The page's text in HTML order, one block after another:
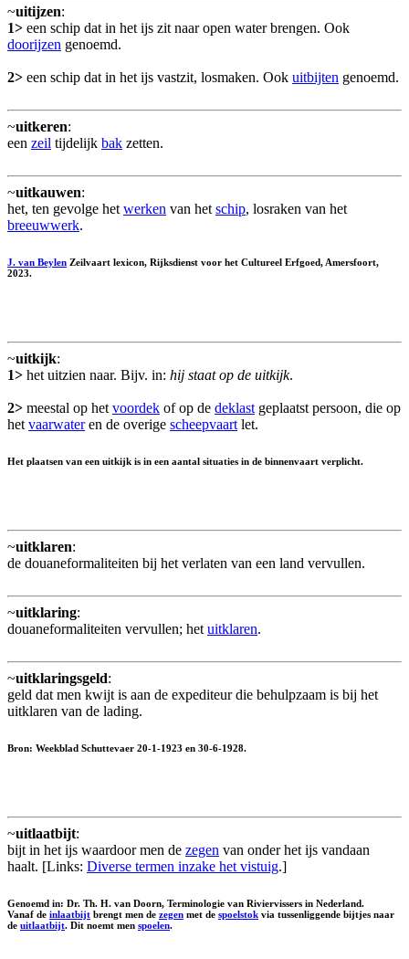
~uitijzen:
1> een schip dat in het ijs zit naar open water brengen. Ook
doorijzen genoemd.
2> een schip dat in het ijs vastzit, losmaken. Ook uitbijten genoemd.
~uitkeren:
een zeil tijdelijk bak zetten.
~uitkauwen:
het, ten gevolge het werken van het schip, losraken van het
breeuwwerk.
J. van Beylen Zeilvaart lexicon, Rijksdienst voor het Cultureel Erfgoed, Amersfoort,
2023.
~uitkijk:
1> het uitzien naar. Bijv. in: hij staat op de uitkijk.
2> meestal op het voordek of op de deklast geplaatst persoon, die op
het vaarwateren de overige scheepvaart let.
Het plaatsen van een uitkijk is in een aantal situaties in de binnenvaart verplicht.
~uitklaren:
de douaneformaliteiten bij het verlaten van een land vervullen.
~uitklaring:
douaneformaliteiten vervullen; het uitklaren.
~uitklaringsgeld:
geld dat men kwijt is aan de expediteur die behulpzaam is bij het
uitklaren van de lading.
Bron: Weekblad Schuttevaer 20-1-1923 en 30-6-1928.
~uitlaatbijt:
bijt in het ijs waardoor men de zegen van onder het ijs vandaan
haalt. [Links: Diverse termen inzake het vistuig.]
Genoemd in: Dr. Th. H. van Doorn, Terminologie van Riviervissers in Nederland.
Vanaf de inlaatbijt brengt men de zegen met de spoelstok via tussenliggende bijtjes naar
de uitlaatbijt. Dit noemt men spoelen.